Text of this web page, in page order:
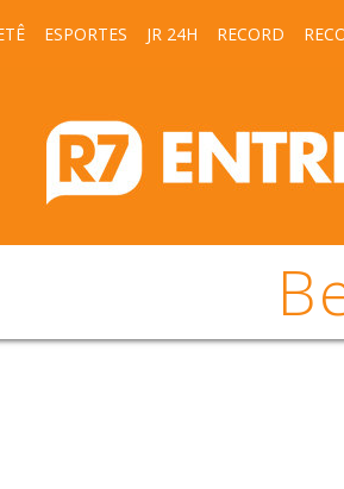
ESPORTES JR 24H RECORD